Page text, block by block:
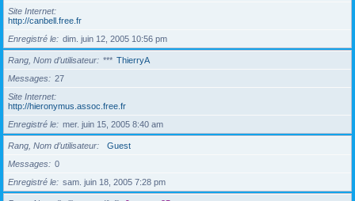
Site Internet
http://canbell.free.fr
Enregistré le
dim. juin 12, 2005 10:56 pm
Rang, Nom d’utilisateur *** ThierryA
Messages
27
Site Internet
http://hieronymus.assoc.free.fr
Enregistré le
mer. juin 15, 2005 8:40 am
Rang, Nom d’utilisateur
Guest
Messages
0
Enregistré le
sam. juin 18, 2005 7:28 pm